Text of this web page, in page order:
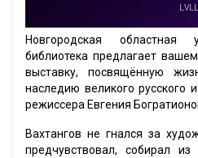
Новгородская областная
библиотека предлагает
выставку, посвящённую
наследию великого русского
режиссера Евгения
Вахтангов не гнался за
предчувствовал, собирал